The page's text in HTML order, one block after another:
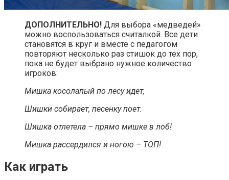
ДОПОЛНИТЕЛЬНО! Для выбора «медведей»
можно воспользоваться считалкой. Все дети
становятся в круг и вместе с педагогом
повторяют несколько раз стишок до тех пор,
пока не будет выбрано нужное количество
игроков:
Мишка косолапый по лесу идет,
Шишки собирает, песенку поет.
Шишка отлетела – прямо мишке в лоб!
Мишка рассердился и ногою – ТОП!
Как играть